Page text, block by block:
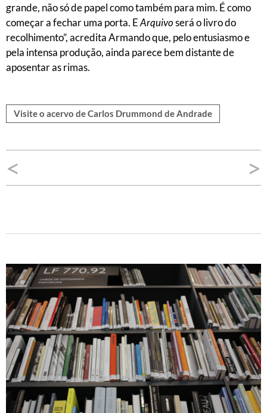
grande, não só de papel como também para mim. É como
começar a fechar uma porta. EArquivoserá o livro do
recolhimento”, acredita Armando que, pelo entusiasmo e
pela intensa produção, ainda parece bem distante de
aposentar as rimas.
Visite o acervo de Carlos Drummond de Andrade
Navegação
de
< >